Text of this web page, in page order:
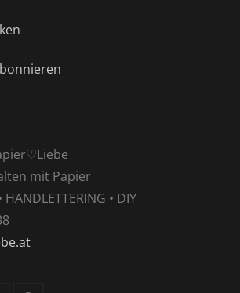
mit Papier
HANDLETTERING • DIY